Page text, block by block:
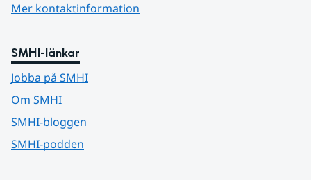
Mer kontaktinformation
SMHI-länkar
Jobba på SMHI
Om SMHI
SMHI-bloggen
SMHI-podden